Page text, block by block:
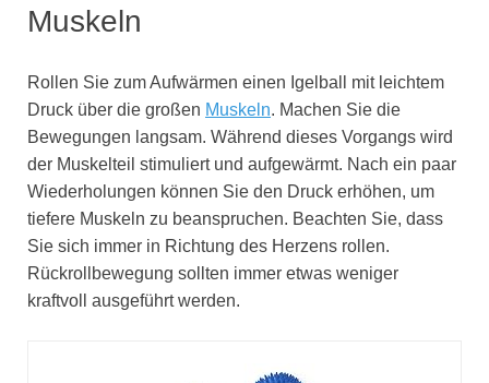
Muskeln
Rollen Sie zum Aufwärmen einen Igelball mit leichtem
Druck über die großen Muskeln. Machen Sie die
Bewegungen langsam. Während dieses Vorgangs wird
der Muskelteil stimuliert und aufgewärmt. Nach ein paar
Wiederholungen können Sie den Druck erhöhen, um
tiefere Muskeln zu beanspruchen. Beachten Sie, dass
Sie sich immer in Richtung des Herzens rollen.
Rückrollbewegung sollten immer etwas weniger
kraftvoll ausgeführt werden.